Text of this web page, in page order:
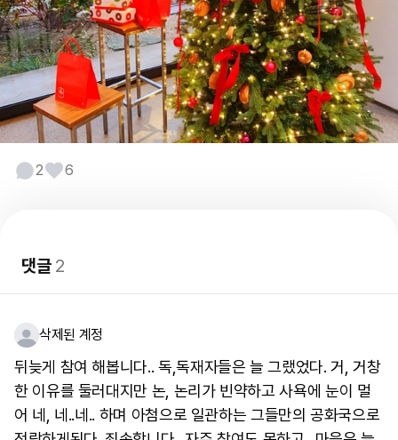
2 6
댓글2
삭제된 계정
뒤늦게 참여 해봅니다.. 독,독재자들은 늘 그랬었다. 거, 거창
한 이유를 둘러대지만 논, 논리가 빈약하고 사욕에 눈이 멀
어 네, 네..네.. 하며 아첨으로 일관하는 그들만의 공화국으로